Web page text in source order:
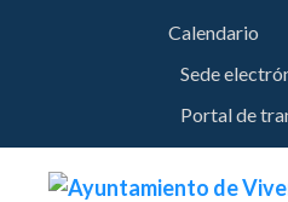
Calendario
Sede
Portal de